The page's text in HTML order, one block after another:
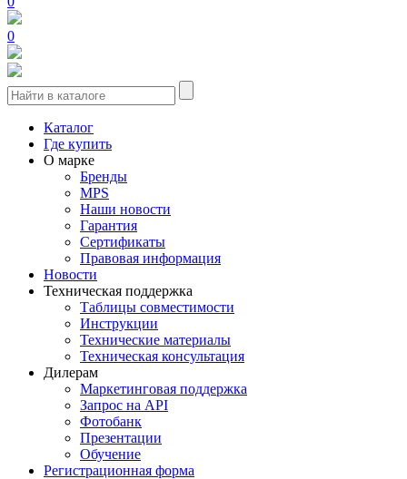
0
Каталог
Где купить
О марке
Бренды
MPS
Наши новости
Гарантия
Сертификаты
Правовая информация
Новости
Техническая поддержка
Таблицы совместимости
Инструкции
Технические материалы
Техническая консультация
Дилерам
Маркетинговая поддержка
Запрос на API
Фотобанк
Презентации
Обучение
Регистрационная форма